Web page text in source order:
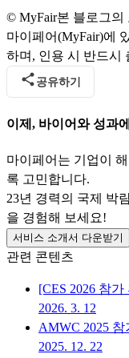
© MyFair본 블로그의
마이페어(MyFair)에
하며, 인용 시 반드시
공유하기
이제, 바이어와 성과
마이페어는 기업이
록 고민합니다.
23년 경력의 국제 박
을 경험해 보세요!
서비스 소개서 다운받기
관련 콘텐츠
[CES 2026 참
2026. 3. 12
AMWC 2025
2025. 12. 22